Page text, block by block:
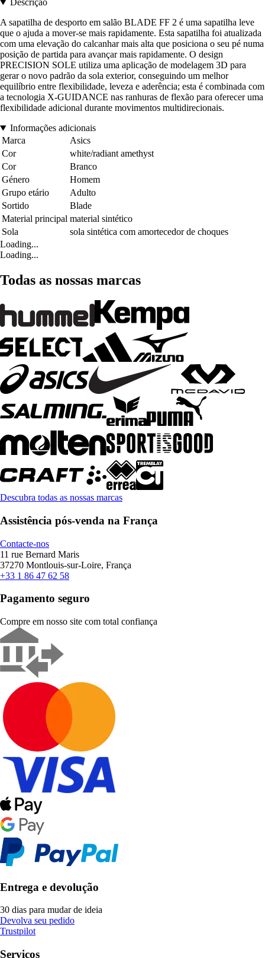
Descrição
A sapatilha de desporto em salão BLADE FF 2 é uma sapatilha leve
que o ajuda a mover-se mais rapidamente. Esta sapatilha foi atualizada
com uma elevação do calcanhar mais alta que posiciona o seu pé numa
posição de partida para avançar mais rapidamente. O design
PRECISION SOLE utiliza uma aplicação de modelagem 3D para
gerar o novo padrão da sola exterior, conseguindo um melhor
equilíbrio entre flexibilidade, leveza e aderência; esta é combinada com
a tecnologia X-GUIDANCE nas ranhuras de flexão para oferecer uma
flexibilidade adicional durante movimentos multidirecionais.
Informações adicionais
Marca
Asics
Cor
white/radiant amethyst
Cor
Branco
Género
Homem
Grupo etário
Adulto
Sortido
Blade
Material principal material sintético
Sola
sola sintética com amortecedor de choques
Loading...
Loading...
Todas as nossas marcas
Descubra todas as nossas marcas
Assistência pós-venda na França
Contacte-nos
11 rue Bernard Maris
37270 Montlouis-sur-Loire, França
+33 1 86 47 62 58
Pagamento seguro
Compre em nosso site com total confiança
Entrega e devolução
30 dias para mudar de ideia
Devolva seu pedido
Trustpilot
Serviços